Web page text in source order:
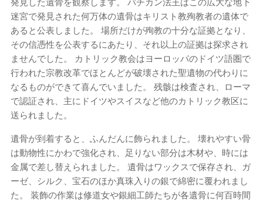
発見した遺骨を観察します。 バチカン法王はこの広大な地下
迷宮で発見された何万体の遺骨はキリスト教殉教者の遺体で
あると公表しました。 場所だけが殉教の十分な証拠となり、
その信憑性を公表するにあたり、それ以上の証拠は探求され
ませんでした。 カトリック教会はヨーロッパのドイツ語圏で
行われた宗教改革でほとんどが破壊された聖遺物の代わりに
なるものができて喜んでいました。 残骸は検査され、ローマ
で認証され、主にドイツやスイスなど他のカトリック教区に
送られました。
遺骨が到着すると、ふんだんに飾られました。 壊れやすい骨
は動物性にかわで強化され、足りない部分は木材や、時には
金属で差し替えられました。 遺骨はワックスで保存され、ガ
ーゼ、シルク、宝石のほか真珠入りの銀で綿密に覆われまし
た。 装飾の作業は修道女や銀細工師たちが各遺骨に何百時間